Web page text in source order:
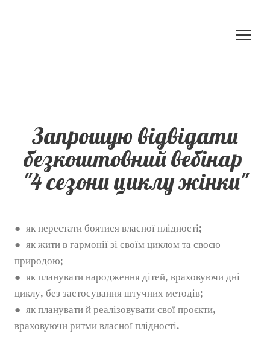
Запрошую відвідати
безкоштовний вебінар
"4 сезони циклу жінки"
● як перестати боятися власної плідності;
● як жити в гармонії зі своїм циклом та своєю
природою;
● як планувати народження дітей, враховуючи дні
циклу, без застосування штучних методів;
● як планувати й реалізовувати свої проєкти,
враховуючи ритми власної плідності.